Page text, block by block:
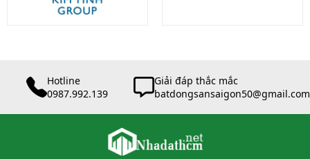
Hotline
0987.992.139
Giải đáp thắc mắc
batdongsansaigon50@gmail.com